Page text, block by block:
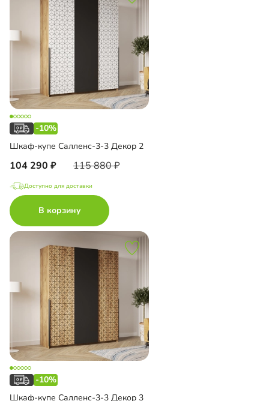
-10%
Шкаф-купе Салленс-3-3 Декор 2
104 290 115 880
Доступно для доставки
В корзину
-10%
Шкаф-купе Салленс-3-3 Декор 3